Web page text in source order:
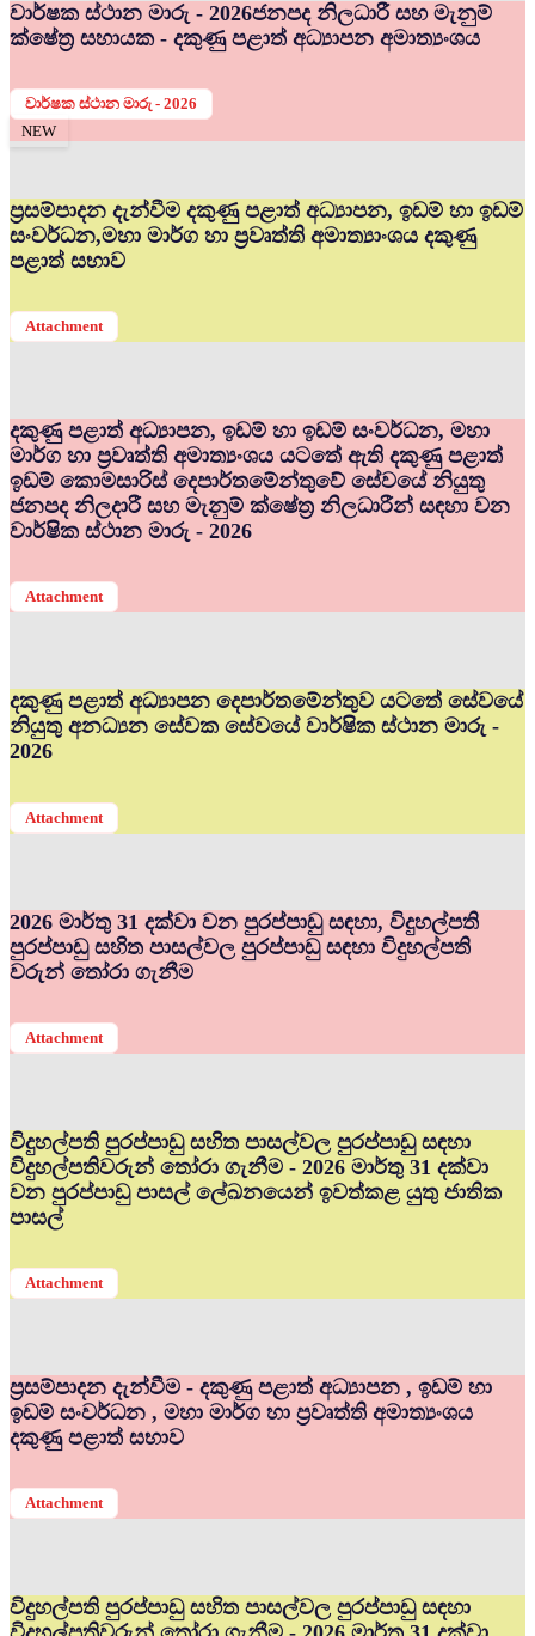
වාර්ෂක ස්ථාන මාරු - 2026ජනපද නිලධාරී සහ මැනුම්
ක්ෂේත්‍ර සහායක - දකුණු පළාත් අධ්‍යාපන අමාත්‍යංශය
වාර්ෂක ස්ථාන මාරු - 2026
NEW
ප්‍රසම්පාදන දැන්වීම දකුණු පළාත් අධ්‍යාපන, ඉඩම් හා ඉඩම්
සංවර්ධන,මහා මාර්ග හා ප්‍රවෘත්ති අමාත්‍යාංශය දකුණු
පළාත් සභාව
Attachment
දකුණු පළාත් අධ්‍යාපන, ඉඩම් හා ඉඩම් සංවර්ධන, මහා
මාර්ග හා ප්‍රවෘත්ති අමාත්‍යංශය යටතේ ඇති දකුණු පළාත්
ඉඩම් කොමසාරිස් දෙපාර්තමේන්තුවේ සේවයේ නියුතු
ජනපද නිලදාරී සහ මැනුම් ක්ෂේත්‍ර නිලධාරීන් සඳහා වන
වාර්ෂික ස්ථාන මාරු - 2026
Attachment
දකුණු පළාත් අධ්‍යාපන දෙපාර්තමේන්තුව යටතේ සේවයේ
නියුතු අනධ්‍යන සේවක සේවයේ වාර්ෂික ස්ථාන මාරු -
2026
Attachment
2026 මාර්තු 31 දක්වා වන පුරප්පාඩු සඳහා, විදුහල්පති
පුරප්පාඩු සහිත පාසල්වල පුරප්පාඩු සඳහා විදුහල්පති
වරුන් තෝරා ගැනීම
Attachment
විදුහල්පති පුරප්පාඩු සහිත පාසල්වල පුරප්පාඩු සඳහා
විදුහල්පතිවරුන් තෝරා ගැනීම - 2026 මාර්තු 31 දක්වා
වන පුරප්පාඩු පාසල් ලේඛනයෙන් ඉවත්කළ යුතු ජාතික
පාසල්
Attachment
ප්‍රසම්පාදන දැන්වීම - දකුණු පළාත් අධ්‍යාපන , ඉඩම් හා
ඉඩම් සංවර්ධන , මහා මාර්ග හා ප්‍රවෘත්ති අමාත්‍යංශය
දකුණු පළාත් සභාව
Attachment
විදුහල්පති පුරප්පාඩු සහිත පාසල්වල පුරප්පාඩු සඳහා